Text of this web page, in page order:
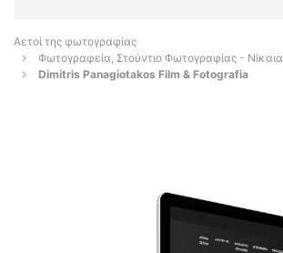
Αετοί της φωτογραφίας
Φωτογραφεία, Στούντιο Φωτογραφίας - Νίκαια
Dimitris Panagiotakos Film & Fotografia